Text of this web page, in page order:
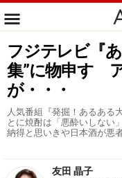
フジテレビ『
集”に物申す
が・・・
人気番組『発掘！あるある
とに焼酎は「悪酔いしない
納得と思いきや日本酒が悪
友田 晶子